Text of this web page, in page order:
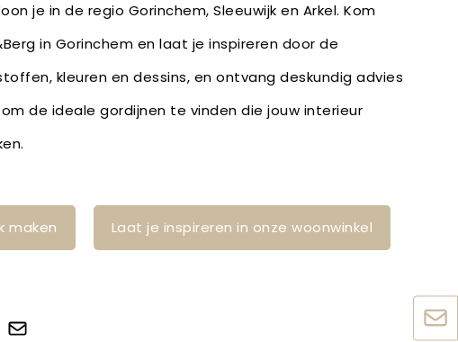
je in de regio Gorinchem, Sleeuwijk en Arkel. Kom
in Gorinchem en laat je inspireren door de
kleuren en dessins, en ontvang deskundig advies
de ideale gordijnen te vinden die jouw interieur
maken Laat je inspireren in onze woonwinkel